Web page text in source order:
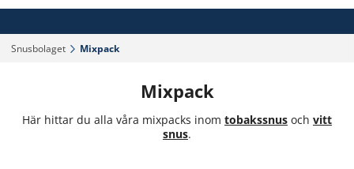
Snusbolaget‎ Mixpack‎
Mixpack
Här hittar du alla våra mixpacks inom tobakssnus och vitt
snus.